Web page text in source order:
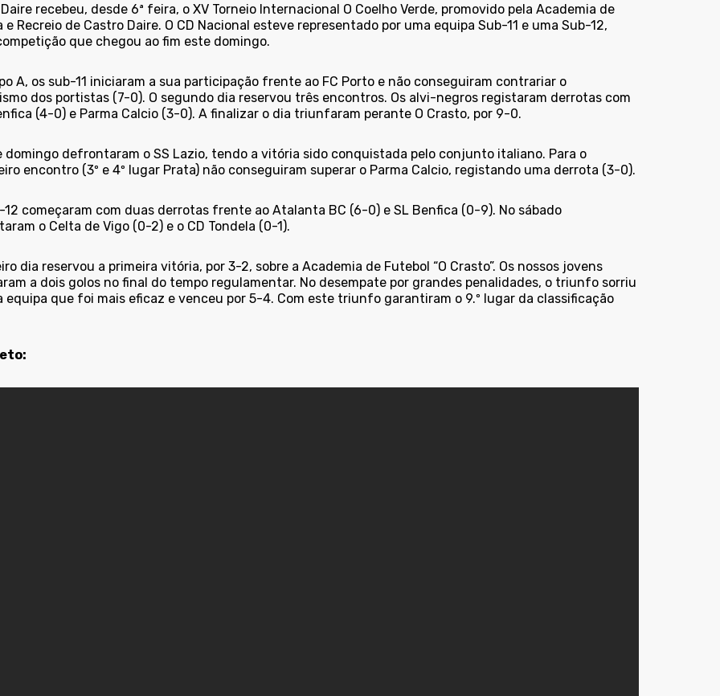
recebeu, desde 6ª feira, o XV Torneio Internacional O Coelho Verde, promovido pela Academia de
e Recreio de Castro Daire. O CD Nacional esteve representado por uma equipa Sub-11 e uma Sub-12,
que chegou ao fim este domingo.
A, os sub-11 iniciaram a sua participação frente ao FC Porto e não conseguiram contrariar o
dos portistas (7-0). O segundo dia reservou três encontros. Os alvi-negros registaram derrotas com
(4-0) e Parma Calcio (3-0). A finalizar o dia triunfaram perante O Crasto, por 9-0.
domingo defrontaram o SS Lazio, tendo a vitória sido conquistada pelo conjunto italiano. Para o
encontro (3º e 4º lugar Prata) não conseguiram superar o Parma Calcio, registando uma derrota (3-0).
12 começaram com duas derrotas frente ao Atalanta BC (6-0) e SL Benfica (0-9). No sábado
o Celta de Vigo (0-2) e o CD Tondela (0-1).
dia reservou a primeira vitória, por 3-2, sobre a Academia de Futebol “O Crasto”. Os nossos jovens
a dois golos no final do tempo regulamentar. No desempate por grandes penalidades, o triunfo sorriu
equipa que foi mais eficaz e venceu por 5-4. Com este triunfo garantiram o 9.º lugar da classificação